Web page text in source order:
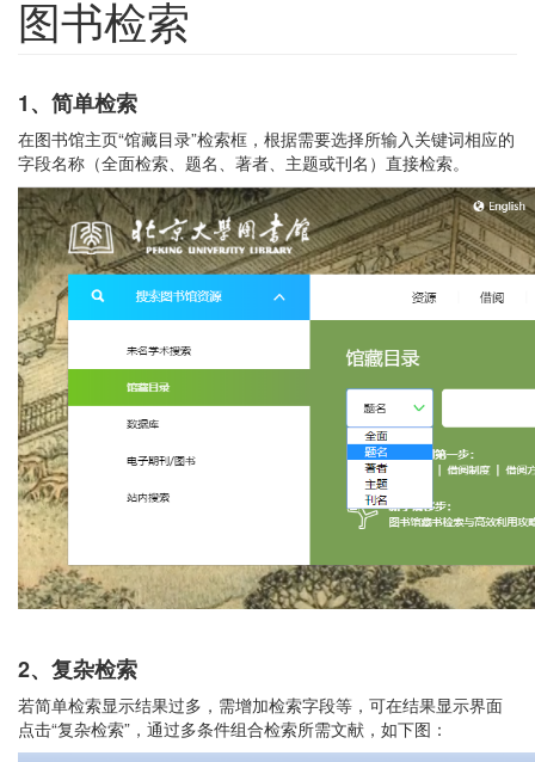
图书检索
1、简单检索
在图书馆主页“馆藏目录”检索框，根据需要选择所输入关键词相应的
字段名称（全面检索、题名、著者、主题或刊名）直接检索。
2、复杂检索
若简单检索显示结果过多，需增加检索字段等，可在结果显示界面
点击“复杂检索”，通过多条件组合检索所需文献，如下图：